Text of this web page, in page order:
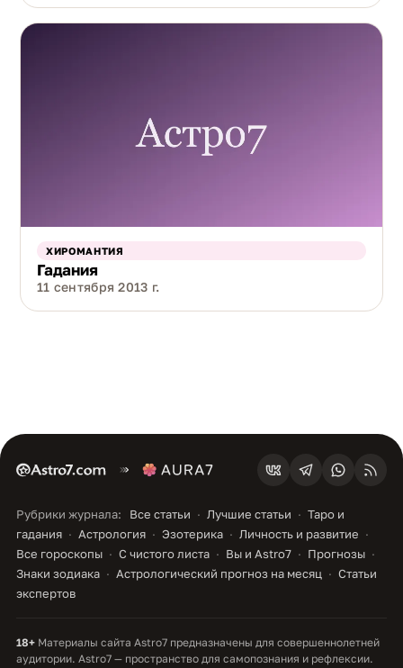
ХИРОМАНТИЯ
Гадания
11 сентября 2013 г.
Рубрики журнала: Все статьи Лучшие статьи
Таро и
гадания
Астрология Эзотерика
Личность и развитие
Все гороскопы
С чистого листа Вы и Astro7
Прогнозы
Знаки зодиака
Астрологический прогноз на месяц
Статьи
экспертов
18+ Материалы сайта Astro7 предназначены для совершеннолетней
аудитории. Astro7 — пространство для самопознания и рефлексии.